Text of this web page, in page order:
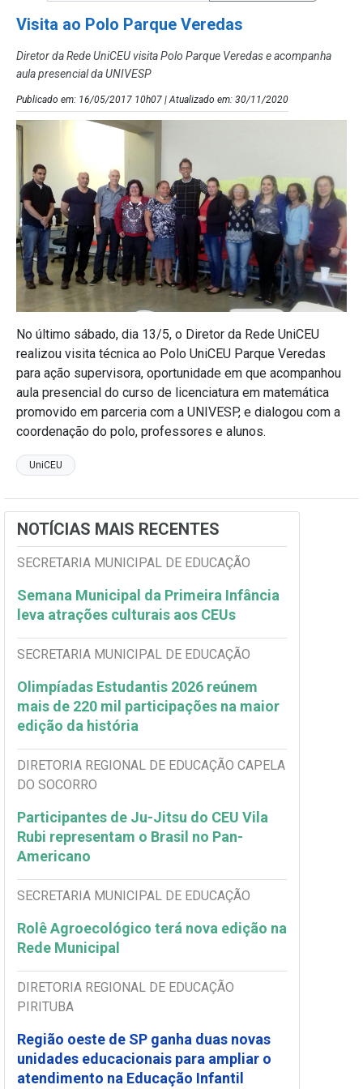
Visita ao Polo Parque Veredas
Diretor da Rede UniCEU visita Polo Parque Veredas e acompanha
aula presencial da UNIVESP
Publicado em: 16/05/2017 10h07 | Atualizado em: 30/11/2020
No último sábado, dia 13/5, o Diretor da Rede UniCEU
realizou visita técnica ao Polo UniCEU Parque Veredas
para ação supervisora, oportunidade em que acompanhou
aula presencial do curso de licenciatura em matemática
promovido em parceria com a UNIVESP, e dialogou com a
coordenação do polo, professores e alunos.
UniCEU
NOTÍCIAS MAIS RECENTES
SECRETARIA MUNICIPAL DE EDUCAÇÃO
Semana Municipal da Primeira Infância
leva atrações culturais aos CEUs
SECRETARIA MUNICIPAL DE EDUCAÇÃO
Olimpíadas Estudantis 2026 reúnem
mais de 220 mil participações na maior
edição da história
DIRETORIA REGIONAL DE EDUCAÇÃO CAPELA
DO SOCORRO
Participantes de Ju-Jitsu do CEU Vila
Rubi representam o Brasil no Pan-
Americano
SECRETARIA MUNICIPAL DE EDUCAÇÃO
Rolê Agroecológico terá nova edição na
Rede Municipal
DIRETORIA REGIONAL DE EDUCAÇÃO
PIRITUBA
Região oeste de SP ganha duas novas
unidades educacionais para ampliar o
atendimento na Educação Infantil